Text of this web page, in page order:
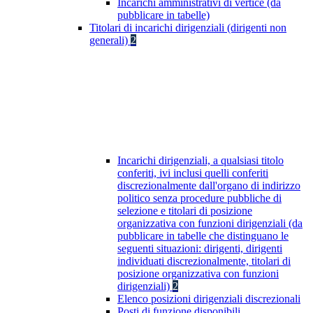
Incarichi amministrativi di vertice (da
pubblicare in tabelle)
Titolari di incarichi dirigenziali (dirigenti non
generali) 2
Incarichi dirigenziali, a qualsiasi titolo
conferiti, ivi inclusi quelli conferiti
discrezionalmente dall'organo di indirizzo
politico senza procedure pubbliche di
selezione e titolari di posizione
organizzativa con funzioni dirigenziali (da
pubblicare in tabelle che distinguano le
seguenti situazioni: dirigenti, dirigenti
individuati discrezionalmente, titolari di
posizione organizzativa con funzioni
dirigenziali) 2
Elenco posizioni dirigenziali discrezionali